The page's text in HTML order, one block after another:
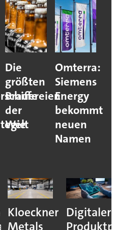
Die
größten
Brauereien
der
Welt
Omterra:
Siemens
Energy
bekommt
neuen
Namen
Kloeckner Digitaler